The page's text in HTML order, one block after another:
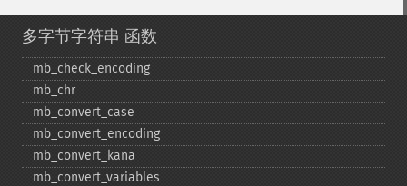
多字节字符串 函数
mb_​check_​encoding
mb_​chr
mb_​convert_​case
mb_​convert_​encoding
mb_​convert_​kana
mb_​convert_​variables